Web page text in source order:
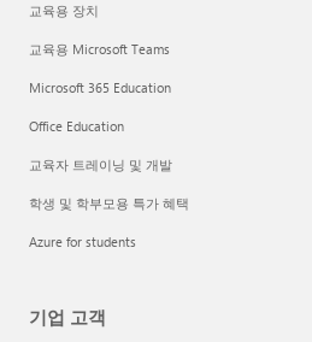
교육용 장치
교육용 Microsoft Teams
Microsoft 365 Education
Office Education
교육자 트레이닝 및 개발
학생 및 학부모용 특가 혜택
Azure for students
기업 고객